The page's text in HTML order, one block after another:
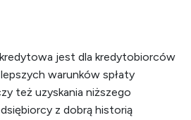
jest dla kredytobiorców
warunków spłaty
też uzyskania niższego
z dobrą historią